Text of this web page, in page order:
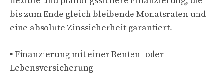
bis zum Ende gleich bleibende Monatsraten und
eine absolute Zinssicherheit garantiert.
▪ Finanzierung mit einer Renten- oder
Lebensversicherung